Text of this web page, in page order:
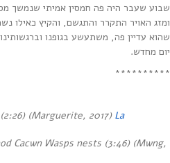
שבוע שעבר היה פה חמסין אמיתי שנמשך
ומזג האויר התקרר והתגשם, והקיץ כאילו
שהוא עדיין פה, משתעשע בגופנו
יום מחדש.
**********
(Marguerite, 2017) La
Cacwn Wasps nests (3:46) (Mwng,